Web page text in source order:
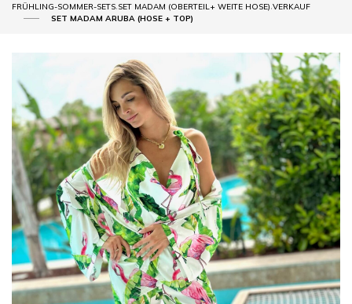
FRÜHLING-SOMMER-SETS,SET MADAM (OBERTEIL+ WEITE HOSE),VERKAUF
SET MADAM ARUBA (HOSE + TOP)